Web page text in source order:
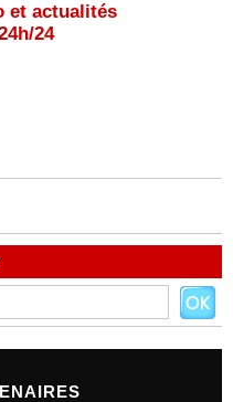
et actualités
24